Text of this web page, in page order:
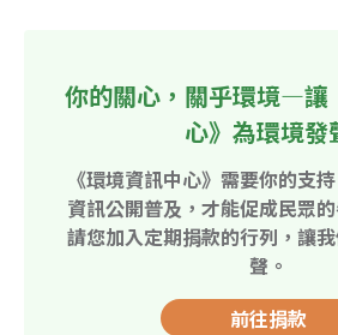
你的關心，關乎環境—讓
心》為環境發
《環境資訊中心》需要你的支
資訊公開普及，才能促成民眾
請您加入定期捐款的行列，讓
聲。
前往捐款